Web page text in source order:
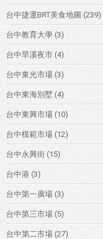
台中捷運BRT美食地圖 (239)
台中教育大學 (3)
台中旱溪夜市 (4)
台中東光市場 (3)
台中東海別墅 (4)
台中東興市場 (10)
台中模範市場 (12)
台中永興街 (15)
台中港 (3)
台中第一廣場 (3)
台中第三市場 (5)
台中第二市場 (27)